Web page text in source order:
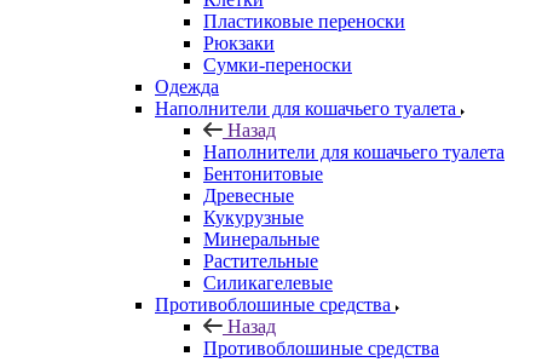
Пластиковые переноски
Рюкзаки
Сумки-переноски
Одежда
Наполнители для кошачьего туалета
Назад
Наполнители для кошачьего туалета
Бентонитовые
Древесные
Кукурузные
Минеральные
Растительные
Силикагелевые
Противоблошиные средства
Назад
Противоблошиные средства